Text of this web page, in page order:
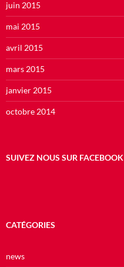
juin 2015
mai 2015
avril 2015
mars 2015
janvier 2015
octobre 2014
SUIVEZ NOUS SUR FACEBOOK
CATÉGORIES
news